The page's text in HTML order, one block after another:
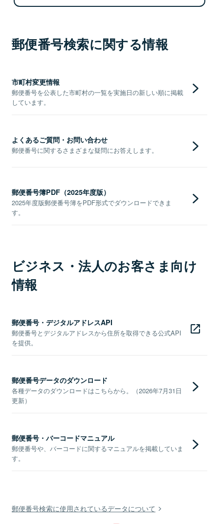
郵便番号検索に関する情報
市町村変更情報
郵便番号を公表した市町村の一覧を実施日の新しい順に掲載
しています。
よくあるご質問・お問い合わせ
郵便番号に関するさまざまな疑問にお答えします。
郵便番号簿PDF（2025年度版）
2025年度版郵便番号簿をPDF形式でダウンロードできま
す。
ビジネス・法人のお客さま向け
情報
郵便番号・デジタルアドレスAPI
郵便番号とデジタルアドレスから住所を取得できる公式API
を提供。
郵便番号データのダウンロード
各種データのダウンロードはこちらから。（2026年7月31日
更新）
郵便番号・バーコードマニュアル
郵便番号や、バーコードに関するマニュアルを掲載していま
す。
郵便番号検索に使用されているデータについて